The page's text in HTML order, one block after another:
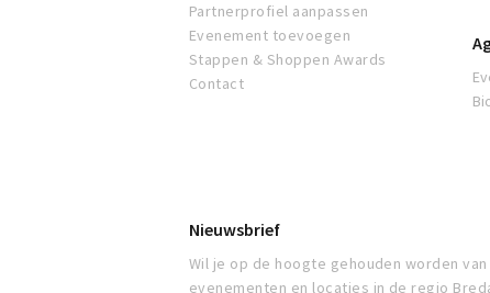
Partnerprofiel aanpassen
Evenement toevoegen
Stappen & Shoppen Awards
Contact
Nieuwsbrief
Wil je op de hoogte gehouden worden
evenementen en locaties in de regio